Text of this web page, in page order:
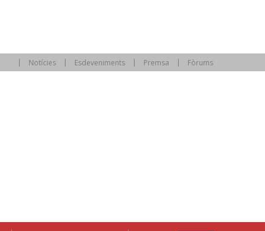
Notícies Esdeveniments Premsa Fòrums